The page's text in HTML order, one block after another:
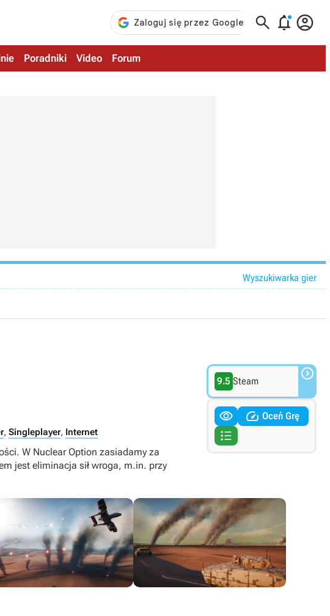
  
Poradniki Video Forum
Wyszukiwarka gier
, Singleplayer, Internet
W Nuclear Option zasiadamy za
jest eliminacja sił wroga, m.in. przy
9.5 Steam 
  Oceń Grę
